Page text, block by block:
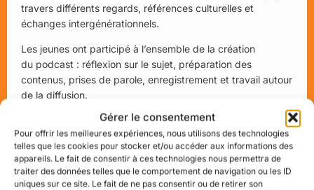
Gérer le consentement
Pour offrir les meilleures expériences, nous utilisons des technologies
telles que les cookies pour stocker et/ou accéder aux informations des
appareils. Le fait de consentir à ces technologies nous permettra de
traiter des données telles que le comportement de navigation ou les ID
uniques sur ce site. Le fait de ne pas consentir ou de retirer son
travers différents regards, références culturelles et
échanges intergénérationnels.
Les jeunes ont participé à l’ensemble de la création
du podcast : réflexion sur le sujet, préparation des
contenus, prises de parole, enregistrement et travail autour
de la diffusion.
sera l’occasion de valoriser leur
investissement, leur expression et les compétences
développées tout au long du projet. Une écoute collective
sera proposée, suivie d’un temps d’échange avec les
participants, avant un moment convivial.